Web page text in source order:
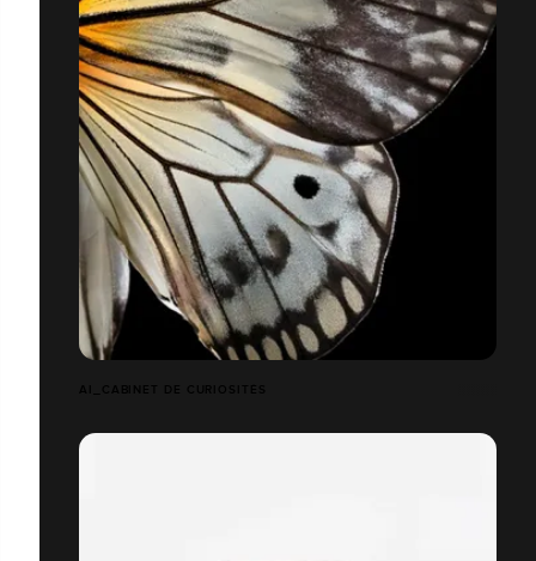
AI_CABINET DE CURIOSITÉS